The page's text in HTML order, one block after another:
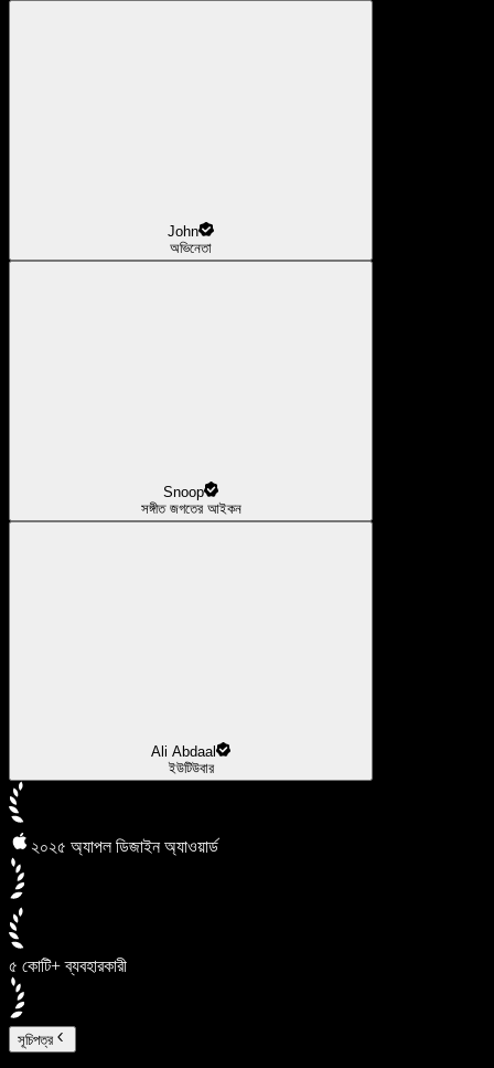
John
অভিনেতা
Snoop
সঙ্গীত জগতের আইকন
Ali Abdaal
ইউটিউবার
২০২৫ অ্যাপল ডিজাইন অ্যাওয়ার্ড
৫ কোটি+ ব্যবহারকারী
সূচিপত্র